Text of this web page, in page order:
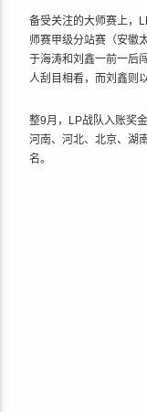
备受关注的大师赛上，
师赛甲级分站赛（安徽
于海涛和刘鑫一前一后
人刮目相看，而刘鑫则
整9月，LP战队入账奖
河南、河北、北京、湖
名。